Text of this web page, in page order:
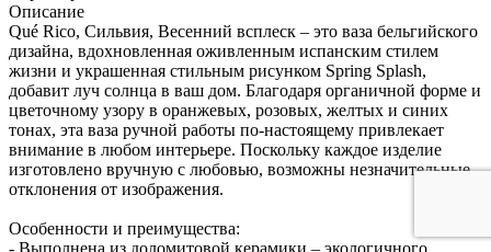
Описание
Qué Rico, Сильвия, Весенний всплеск – это ваза бельгийского
дизайна, вдохновленная оживленным испанским стилем
жизни и украшенная стильным рисунком Spring Splash,
добавит луч солнца в ваш дом. Благодаря органичной форме и
цветочному узору в оранжевых, розовых, желтых и синих
тонах, эта ваза ручной работы по-настоящему привлекает
внимание в любом интерьере. Поскольку каждое изделие
изготовлено вручную с любовью, возможны незначительные
отклонения от изображения.
Особенности и преимущества:
- Выполнена из доломитовой керамики – экологичного,